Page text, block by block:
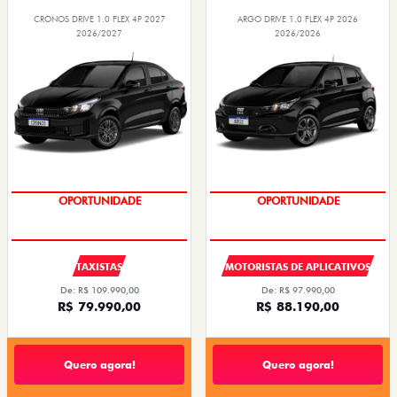
CRONOS DRIVE 1.0 FLEX 4P 2027
2026/2027
OPORTUNIDADE
TAXISTAS
De: R$ 109.990,00
R$ 79.990,00
Quero agora!
ARGO DRIVE 1.0 FLEX 4P 2026
2026/2026
OPORTUNIDADE
MOTORISTAS DE APLICATIVOS
De: R$ 97.990,00
R$ 88.190,00
Quero agora!